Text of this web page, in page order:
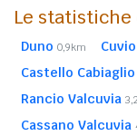
Le
Duno 0,9km Cuvio
Castello Cabiaglio
Rancio Valcuvia
Cassano Valcuvia